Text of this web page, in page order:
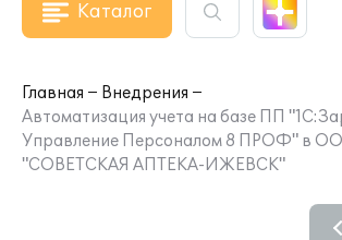
Каталог
Главная
Внедрения
Автоматизация учета на базе ПП
Управление Персоналом 8 ПРОФ" в
"СОВЕТСКАЯ АПТЕКА-ИЖЕВСК"